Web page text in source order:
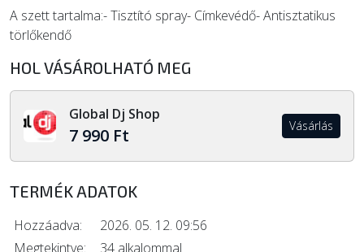
ÚJ TERMÉKEK
A szett tartalma:- Tisztító spray- Címkevédő- Antisztatikus
törlőkendő
HOL VÁSÁROLHATÓ MEG
Global Dj Shop
7 990 Ft Vásárlás
TERMÉK ADATOK
Hozzáadva:
2026. 05. 12. 09:56
Megtekintve:
34 alkalommal